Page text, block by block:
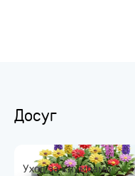
Досуг
Уход за клумбами